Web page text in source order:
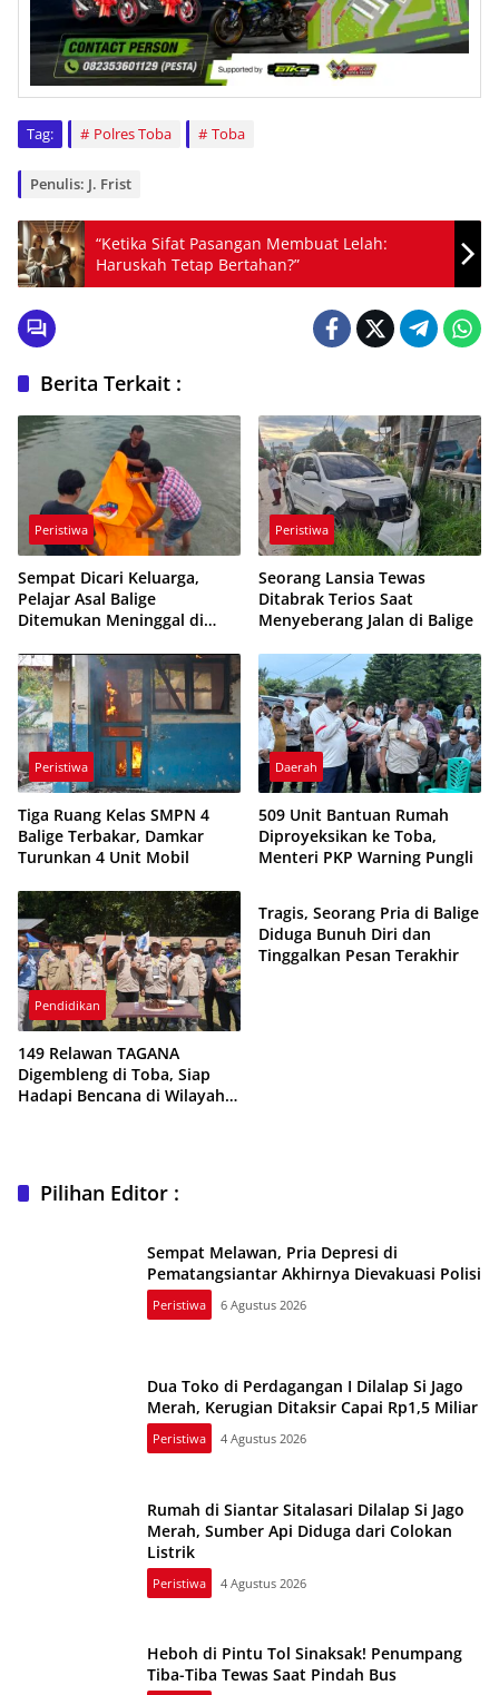
Tag: Polres Toba Toba
Penulis: J. Frist
“Ketika Sifat Pasangan Membuat Lelah:
Haruskah Tetap Bertahan?”
Berita Terkait :
Peristiwa
Sempat Dicari Keluarga,
Pelajar Asal Balige
Ditemukan Meninggal di
Peristiwa
Seorang Lansia Tewas
Ditabrak Terios Saat
Menyeberang Jalan di Balige
Peristiwa
Tiga Ruang Kelas SMPN 4
Balige Terbakar, Damkar
Turunkan 4 Unit Mobil
Daerah
509 Unit Bantuan Rumah
Diproyeksikan ke Toba,
Menteri PKP Warning Pungli
Pendidikan
149 Relawan TAGANA
Digembleng di Toba, Siap
Hadapi Bencana di Wilayah
Peristiwa
Tragis, Seorang Pria di Balige
Diduga Bunuh Diri dan
Tinggalkan Pesan Terakhir
Pilihan Editor :
Sempat Melawan, Pria Depresi di
Pematangsiantar Akhirnya Dievakuasi Polisi
Peristiwa 6 Agustus 2026
Dua Toko di Perdagangan I Dilalap Si Jago
Merah, Kerugian Ditaksir Capai Rp1,5 Miliar
Peristiwa 4 Agustus 2026
Rumah di Siantar Sitalasari Dilalap Si Jago
Merah, Sumber Api Diduga dari Colokan
Listrik
Peristiwa 4 Agustus 2026
Heboh di Pintu Tol Sinaksak! Penumpang
Tiba-Tiba Tewas Saat Pindah Bus